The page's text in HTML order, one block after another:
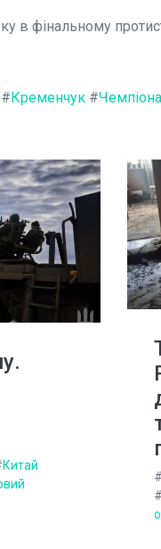
в фінальному
#Кременчук #
Китай
#
#